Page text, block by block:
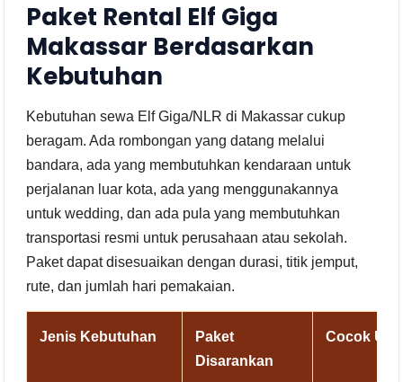
Paket Rental Elf Giga
Makassar Berdasarkan
Kebutuhan
Kebutuhan sewa Elf Giga/NLR di Makassar cukup
beragam. Ada rombongan yang datang melalui
bandara, ada yang membutuhkan kendaraan untuk
perjalanan luar kota, ada yang menggunakannya
untuk wedding, dan ada pula yang membutuhkan
transportasi resmi untuk perusahaan atau sekolah.
Paket dapat disesuaikan dengan durasi, titik jemput,
rute, dan jumlah hari pemakaian.
Jenis Kebutuhan
Paket
Disarankan
Cocok